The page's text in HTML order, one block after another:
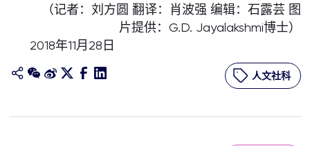
（记者：刘方圆 翻译：肖波强 编辑：石露芸 图
片提供：G.D. Jayalakshmi博士）
2018年11月28日
人文社科